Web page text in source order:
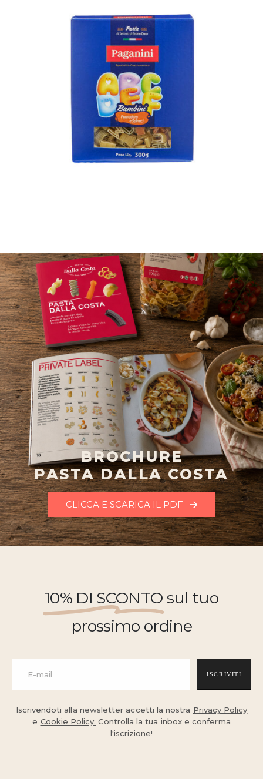
BROCHURE
PASTA DALLA COSTA
CLICCA E SCARICA IL PDF
10% DI SCONTO sul tuo
prossimo ordine
ISCRIVITI
Iscrivendoti alla newsletter accetti la nostra Privacy Policy
e Cookie Policy. Controlla la tua inbox e conferma
l'iscrizione!